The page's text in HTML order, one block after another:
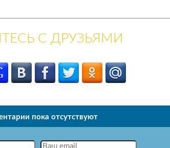
С ДРУЗЬЯМИ
пока отсутствуют